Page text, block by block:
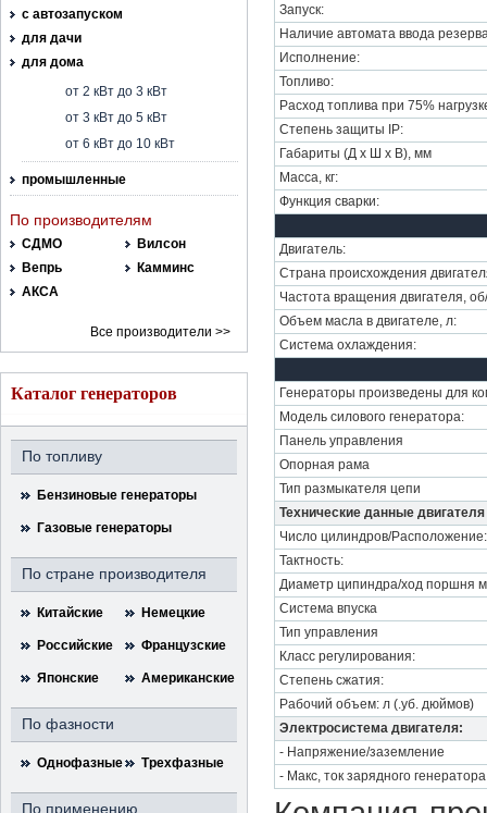
с автозапуском
для дачи
для дома
от 2 кВт до 3 кВт
от 3 кВт до 5 кВт
от 6 кВт до 10 кВт
промышленные
По производителям
СДМО
Вилсон
Вепрь
Камминс
АКСА
Все производители >>
Каталог генераторов
По топливу
Бензиновые генераторы
Газовые генераторы
По стране производителя
Китайские Немецкие
Российские Французские
Японские Американские
По фазности
Однофазные Трехфазные
По применению
Запуск:
Наличие автомата ввода
Исполнение:
Топливо:
Расход топлива при 75%
Степень защиты IP:
Габариты (Д х Ш х В), мм
Масса, кг:
Функция сварки:
Двигатель:
Страна происхождения
Частота вращения двигателя,
Объем масла в двигателе, л:
Система охлаждения:
Генераторы произведены для
Модель силового генератора:
Панель управления
Опорная рама
Тип размыкателя цепи
Технические данные двигателя
Число цилиндров/Расположение:
Тактность:
Диаметр ципиндра/ход поршня
Система впуска
Тип управления
Класс регулирования:
Степень сжатия:
Рабочий объем: л (.уб. дюймов)
Электросистема двигателя:
- Напряжение/заземление
- Макс, ток зарядного генератора